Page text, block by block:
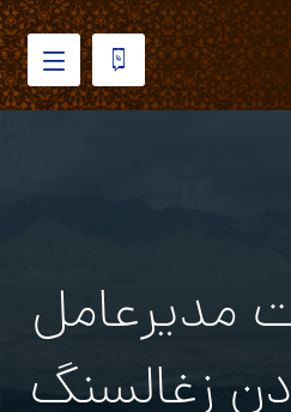
مدیرعامل
زغالسنگ